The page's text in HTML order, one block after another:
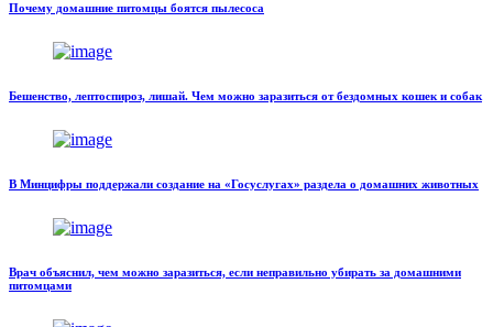
Почему домашние питомцы боятся пылесоса
Бешенство, лептоспироз, лишай. Чем можно заразиться от бездомных кошек и собак
В Минцифры поддержали создание на «Госуслугах» раздела о домашних животных
Врач объяснил, чем можно заразиться, если неправильно убирать за домашними
питомцами